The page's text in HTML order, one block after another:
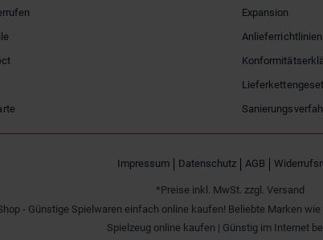
Expansion
Anlieferrichtlinien
Impressum Datenschutz AGB
*Preise inkl. MwSt. zzgl. Versand
- Günstige Spielwaren einfach online kaufen! Beliebte Marken wie
Spielzeug online kaufen | Günstig im Internet